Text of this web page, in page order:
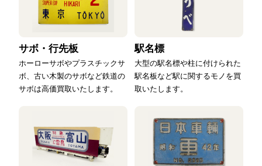
サボ・行先板
ホーローサボやプラスチックサ
ボ、古い木製のサボなど鉄道の
サボは高価買取いたします。
駅名標
大型の駅名標や柱に付けられた
駅名板など駅に関するモノを買
取いたします。